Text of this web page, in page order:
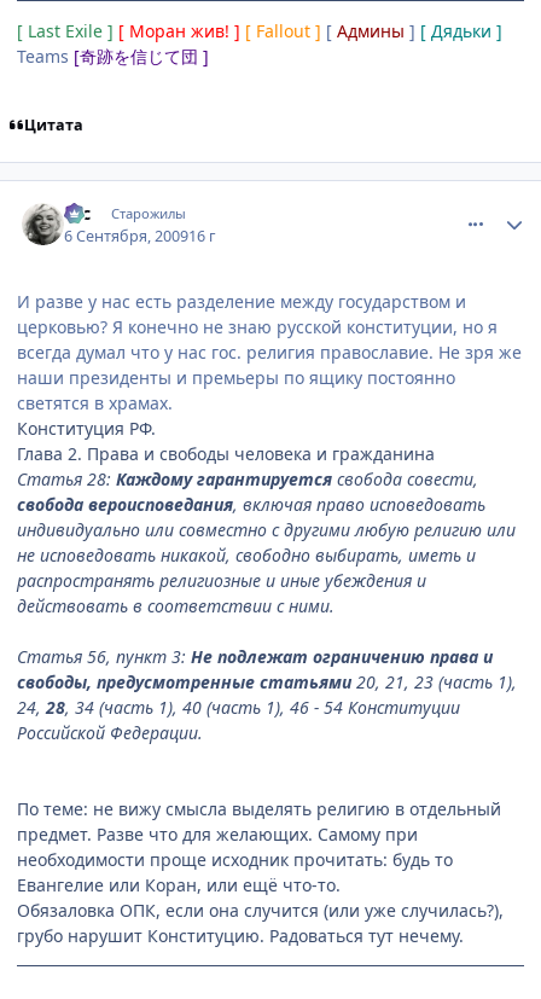
[ Last Exile ] [ Моран жив! ] [ Fallout ] [ Админы ] [ Дядьки ]
Teams [奇跡を信じて団 ]
Цитата
asc Старожилы
6 Сентября, 200916 г
И разве у нас есть разделение между государством и
церковью? Я конечно не знаю русской конституции, но я
всегда думал что у нас гос. религия православие. Не зря же
наши президенты и премьеры по ящику постоянно
светятся в храмах.
Конституция РФ.
Глава 2. Права и свободы человека и гражданина
Статья 28: Каждому гарантируется свобода совести,
свобода вероисповедания, включая право исповедовать
индивидуально или совместно с другими любую религию или
не исповедовать никакой, свободно выбирать, иметь и
распространять религиозные и иные убеждения и
действовать в соответствии с ними.
Статья 56, пункт 3: Не подлежат ограничению права и
свободы, предусмотренные статьями 20, 21, 23 (часть 1),
24, 28, 34 (часть 1), 40 (часть 1), 46 - 54 Конституции
Российской Федерации.
По теме: не вижу смысла выделять религию в отдельный
предмет. Разве что для желающих. Самому при
необходимости проще исходник прочитать: будь то
Евангелие или Коран, или ещё что-то.
Обязаловка ОПК, если она случится (или уже случилась?),
грубо нарушит Конституцию. Радоваться тут нечему.